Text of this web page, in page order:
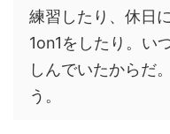
練習したり、休日
1on1をしたり。い
しんでいたからだ
う。